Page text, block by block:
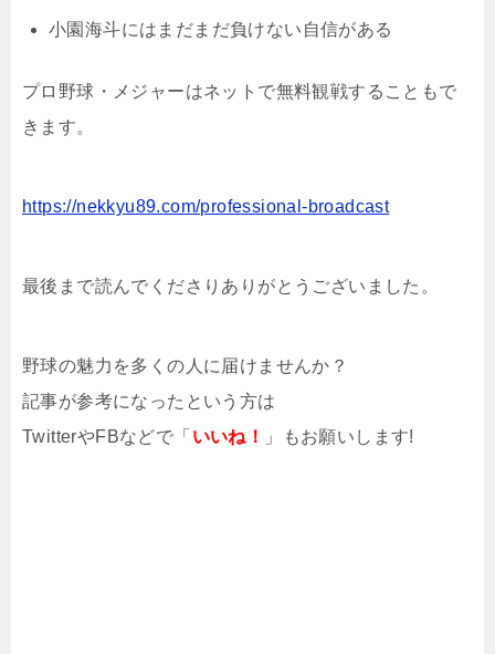
小園海斗にはまだまだ負けない自信がある
プロ野球・メジャーはネットで無料観戦することもで
きます。
https://nekkyu89.com/professional-broadcast
最後まで読んでくださりありがとうございました。
野球の魅力を多くの人に届けませんか？
記事が参考になったという方は
TwitterやFBなどで「 いいね！ 」もお願いします!